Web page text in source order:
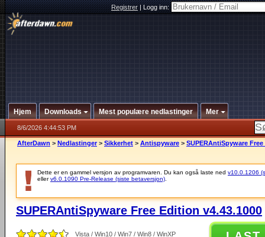
Registrer|Logg inn:
Hjem Downloads Mest populære nedlastinger Mer
8/6/2026 4:44:53 PM
AfterDawn > Nedlastinger > Sikkerhet > Antispyware > SUPERAntiSpyware
Dette er en gammel versjon av programvaren. Du kan også laste ned v10.0.1206
ellerv6.0.1090 Pre-Release (siste betaversjon)
SUPERAntiSpyware Free Edition v4.43.1000
Vista / Win10 / Win7 / Win8 / WinXP